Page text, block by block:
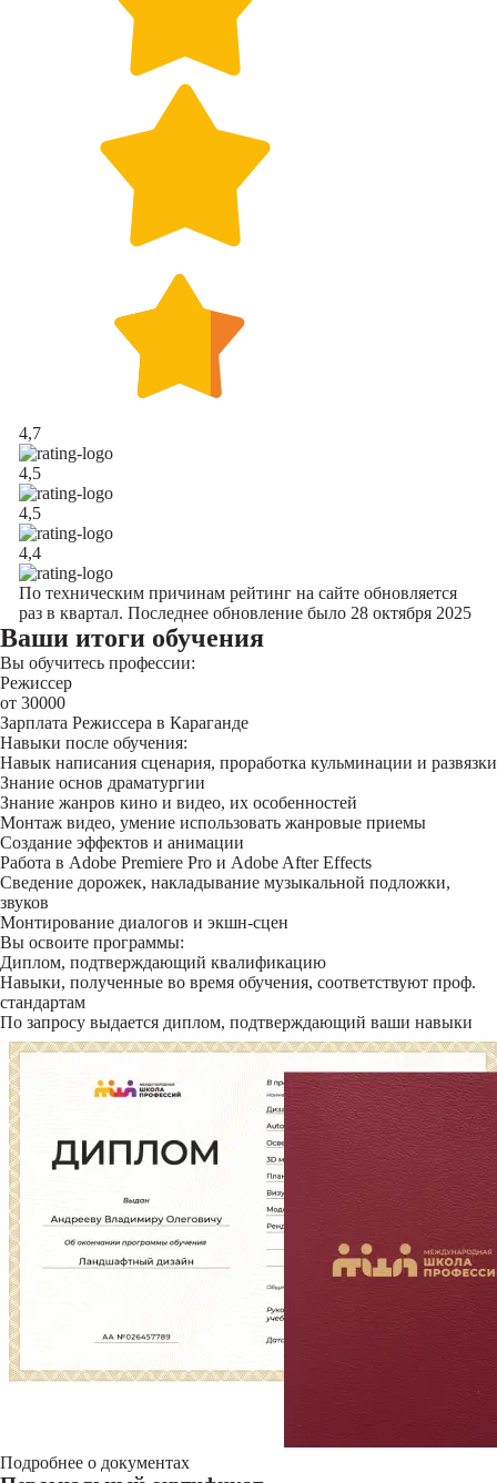
4,7
4,5
4,5
4,4
По техническим причинам рейтинг на сайте обновляется
раз в квартал. Последнее обновление было 28 октября 2025
Ваши итоги обучения
Вы обучитесь профессии:
Режиссер
от 30000
Зарплата Режиссера в Караганде
Навыки после обучения:
Навык написания сценария, проработка кульминации и развязки
Знание основ драматургии
Знание жанров кино и видео, их особенностей
Монтаж видео, умение использовать жанровые приемы
Создание эффектов и анимации
Работа в Adobe Premiere Pro и Adobe After Effects
Сведение дорожек, накладывание музыкальной подложки,
звуков
Монтирование диалогов и экшн-сцен
Вы освоите программы:
Диплом, подтверждающий квалификацию
Навыки, полученные во время обучения, соответствуют проф.
стандартам
По запросу выдается диплом, подтверждающий ваши навыки
Подробнее о документах